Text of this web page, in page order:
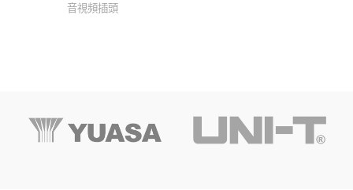
音視頻插頭